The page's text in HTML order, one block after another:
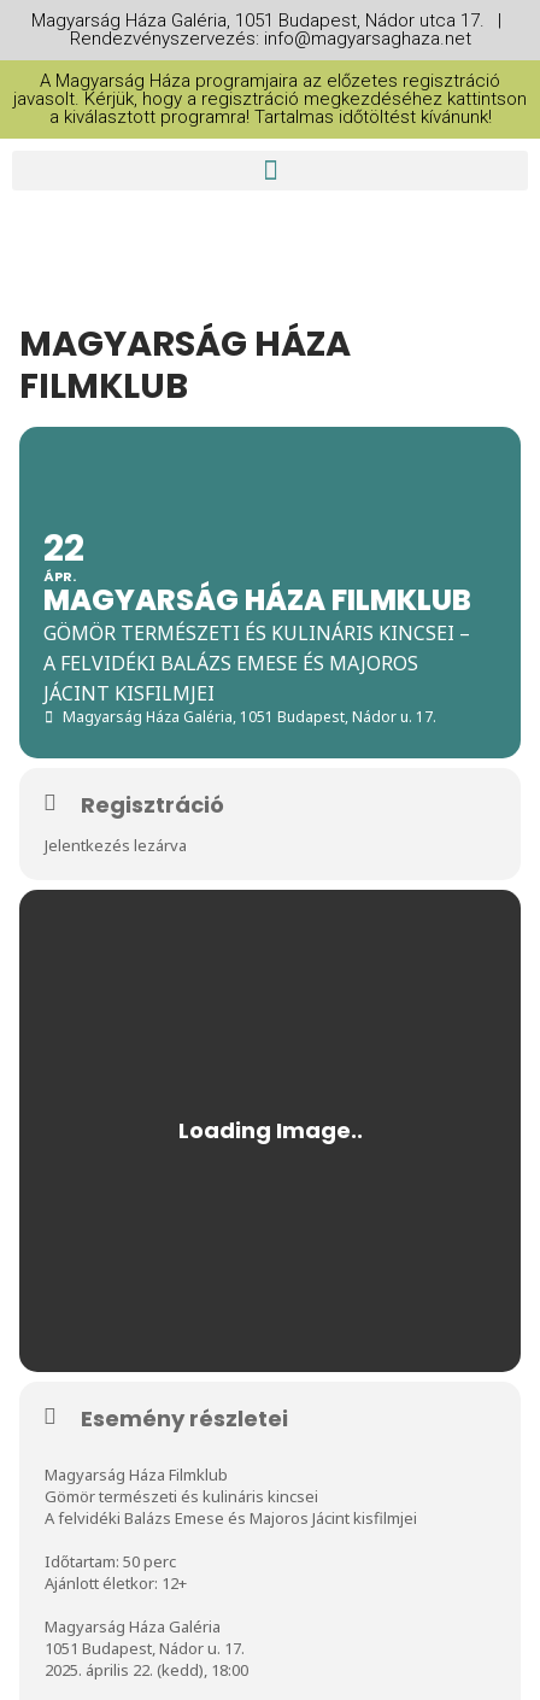
Magyarság Háza Galéria, 1051 Budapest, Nádor utca 17. |
Rendezvényszervezés: info@magyarsaghaza.net
A Magyarság Háza programjaira az előzetes regisztráció
javasolt. Kérjük, hogy a regisztráció megkezdéséhez kattintson
a kiválasztott programra! Tartalmas időtöltést kívánunk!
MAGYARSÁG HÁZA
FILMKLUB
22
ÁPR.
MAGYARSÁG HÁZA FILMKLUB
GÖMÖR TERMÉSZETI ÉS KULINÁRIS KINCSEI –
A FELVIDÉKI BALÁZS EMESE ÉS MAJOROS
JÁCINT KISFILMJEI
Magyarság Háza Galéria, 1051 Budapest, Nádor u. 17.
Regisztráció
Jelentkezés lezárva
Esemény részletei
Magyarság Háza Filmklub
Gömör természeti és kulináris kincsei
A felvidéki Balázs Emese és Majoros Jácint kisfilmjei
Időtartam: 50 perc
Ajánlott életkor: 12+
Magyarság Háza Galéria
1051 Budapest, Nádor u. 17.
2025. április 22. (kedd), 18:00